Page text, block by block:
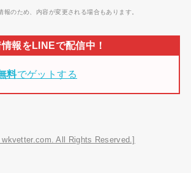
のため、内容が変更される場合もあります。
料でゲットする
All Rights Reserved.]